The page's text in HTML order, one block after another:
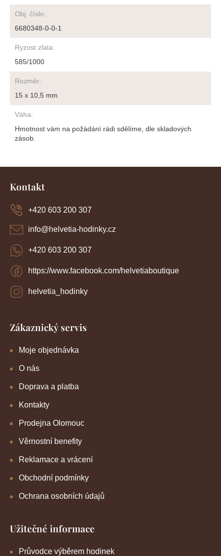
Obj. číslo:
6680348-0-0-1
Ryzost zlata:
585/1000
Rozměr:
15 x 10,5 mm
Váha:
Hmotnost vám na požádání rádi sdělíme, dle skladových
zásob.
Kontakt
info@helvetia-hodinky.cz
+420 603 200 307
https://www.facebook.com/helvetiaboutique
helvetia_hodinky
+420 603 200 307
Zákaznický servis
Moje objednávka
O nás
Doprava a platba
Kontakty
Prodejna Olomouc
Věrnostní benefity
Reklamace a vrácení
Obchodní podmínky
Ochrana osobních údajů
Užitečné informace
Průvodce výběrem hodinek